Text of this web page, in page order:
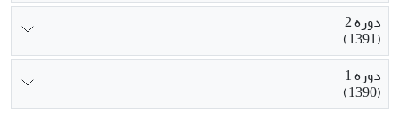
دوره 2
(1391)
دوره 1
(1390)